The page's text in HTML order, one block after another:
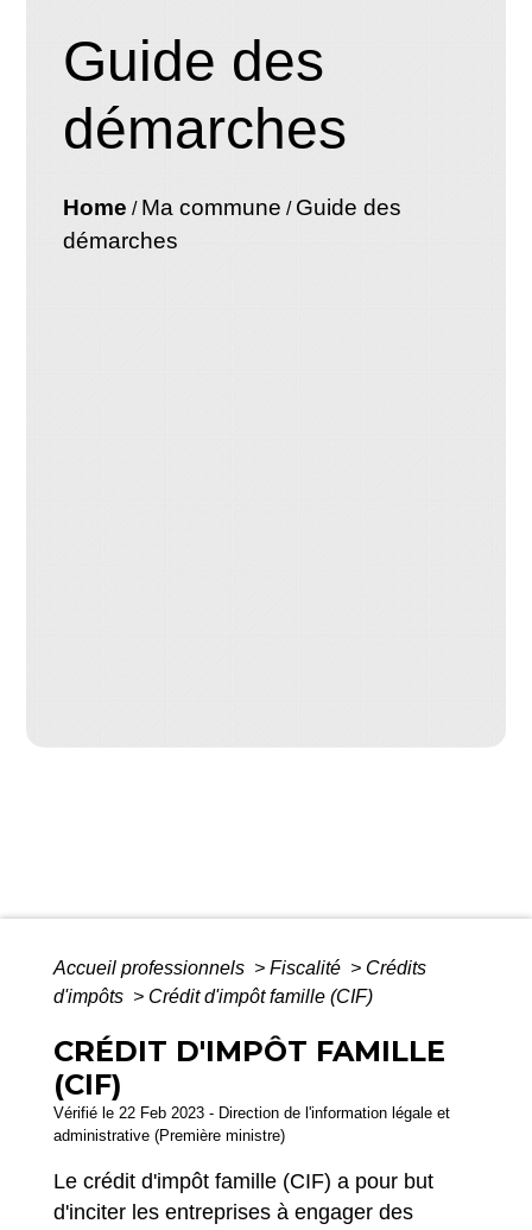
Guide des
démarches
Home / Ma commune / Guide des
démarches
Accueil professionnels > Fiscalité > Crédits
d'impôts > Crédit d'impôt famille (CIF)
CRÉDIT D'IMPÔT FAMILLE
(CIF)
Vérifié le 22 Feb 2023 - Direction de l'information légale et
administrative (Première ministre)
Le crédit d'impôt famille (CIF) a pour but
d'inciter les entreprises à engager des